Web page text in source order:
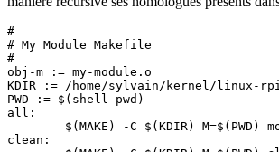
#
# My Module Makefile
#
obj-m := my-module.o
KDIR := /home/sylvain/kernel/linux-
PWD := $(shell pwd)
all:
clean: